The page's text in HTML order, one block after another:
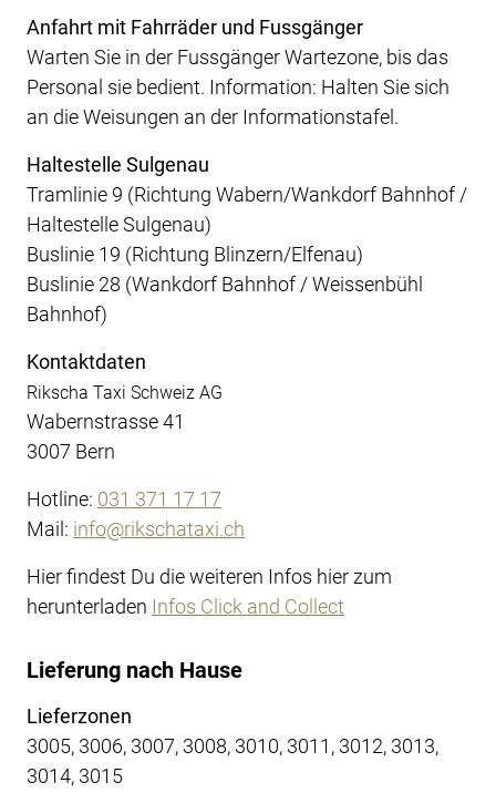
Anfahrt mit Fahrräder und Fussgänger
Warten Sie in der Fussgänger Wartezone, bis das
Personal sie bedient. Information: Halten Sie sich
an die Weisungen an der Informationstafel.
Haltestelle Sulgenau
Tramlinie 9 (Richtung Wabern/Wankdorf Bahnhof /
Haltestelle Sulgenau)
Buslinie 19 (Richtung Blinzern/Elfenau)
Buslinie 28 (Wankdorf Bahnhof / Weissenbühl
Bahnhof)
Kontaktdaten
Rikscha Taxi Schweiz AG
Wabernstrasse 41
3007 Bern
Hotline: 031 371 17 17
Mail: info@rikschataxi.ch
Hier findest Du die weiteren Infos hier zum
herunterladen Infos Click and Collect
Lieferung nach Hause
Lieferzonen
3005, 3006, 3007, 3008, 3010, 3011, 3012, 3013,
3014, 3015